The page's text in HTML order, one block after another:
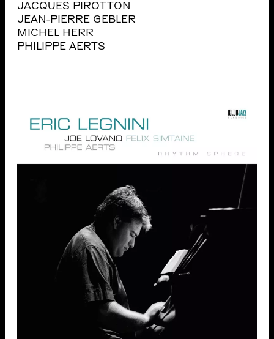
JACQUES PIROTTON
JEAN-PIERRE GEBLER
MICHEL HERR
PHILIPPE AERTS